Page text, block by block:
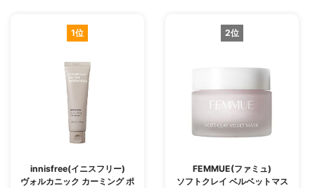
1位
innisfree(イニスフリー)
ヴォルカニック カーミング ポ
2位
FEMMUE(ファミュ)
ソフトクレイ ベルベットマス